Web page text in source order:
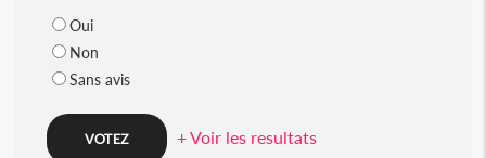
Oui
Non
Sans avis
+ Voir les resultats